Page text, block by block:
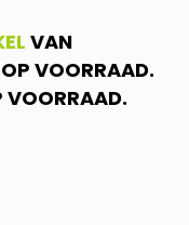
VAN
OP VOORRAAD.
VOORRAAD.